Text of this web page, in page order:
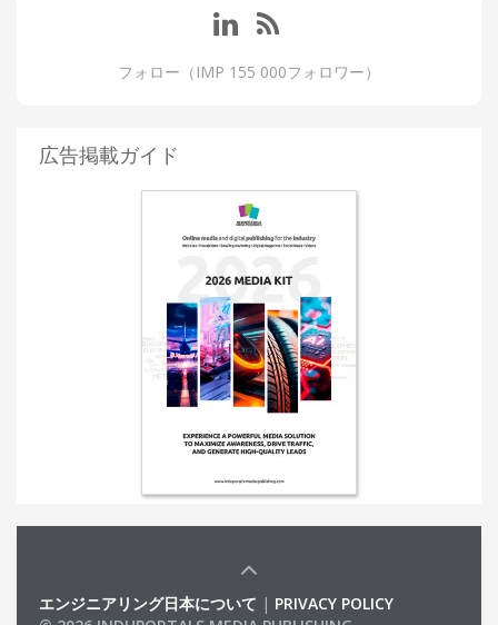
フォロー（IMP 155 000フォロワー）
広告掲載ガイド
エンジニアリング日本について | PRIVACY POLICY